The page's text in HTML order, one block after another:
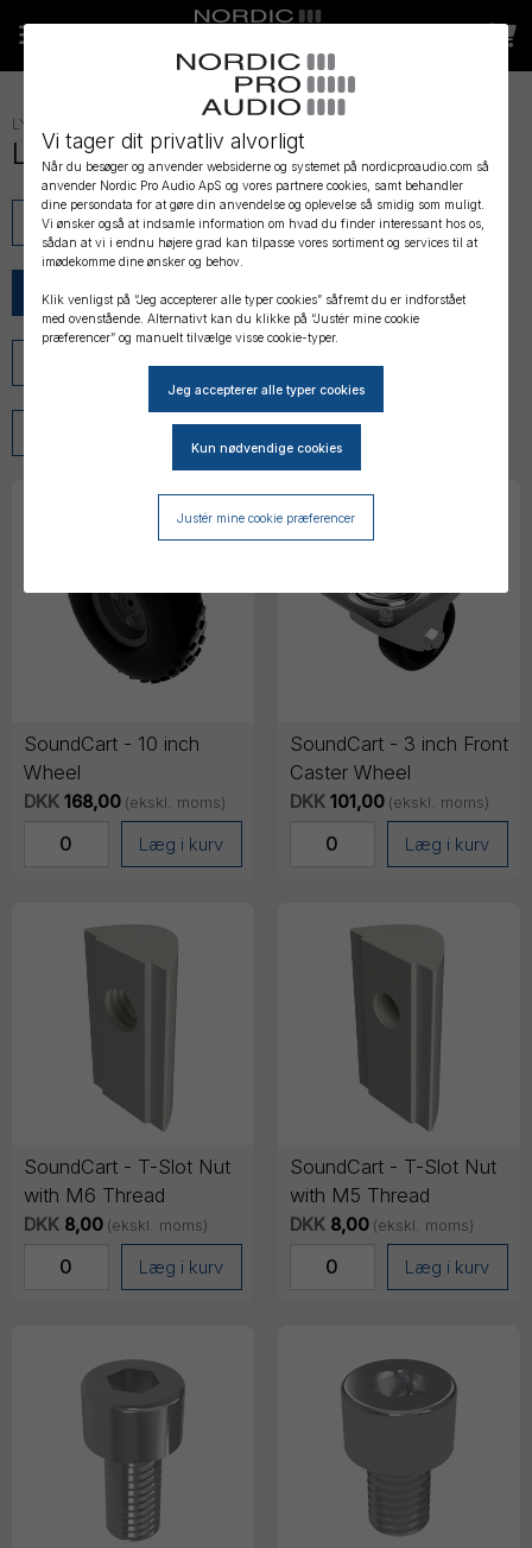
Vi tager dit privatliv alvorligt
Når du besøger og anvender websiderne og systemet på nordicproaudio.com så
anvender Nordic Pro Audio ApS og vores partnere cookies, samt behandler
dine persondata for at gøre din anvendelse og oplevelse så smidig som muligt.
Vi ønsker også at indsamle information om hvad du finder interessant hos os,
sådan at vi i endnu højere grad kan tilpasse vores sortiment og services til at
imødekomme dine ønsker og behov.
Klik venligst på “Jeg accepterer alle typer cookies” såfremt du er indforstået
med ovenstående. Alternativt kan du klikke på “Justér mine cookie
præferencer” og manuelt tilvælge visse cookie-typer.
Justér mine cookie præferencer
LYDVOGNE, TASKER OG KASSER
Lydvogn - Reservedele
Lydvogne Lydvogn - Tilbehør
Lydvogn - Reservedele Kasser
Taske Tilbehør Seler
SoundCart - 10 inch
Wheel
DKK 168,00 (ekskl. moms)
Læg i kurv
SoundCart - 3 inch Front
Caster Wheel
DKK 101,00 (ekskl. moms)
Læg i kurv
SoundCart - T-Slot Nut
with M6 Thread
DKK 8,00 (ekskl. moms)
Læg i kurv
SoundCart - T-Slot Nut
with M5 Thread
DKK 8,00 (ekskl. moms)
Læg i kurv